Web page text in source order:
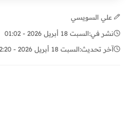
علي السويسي
نشر في:السبت 18 أبريل 2026 - 01:02
آخر تحديث:السبت 18 أبريل 2026 - 02:20